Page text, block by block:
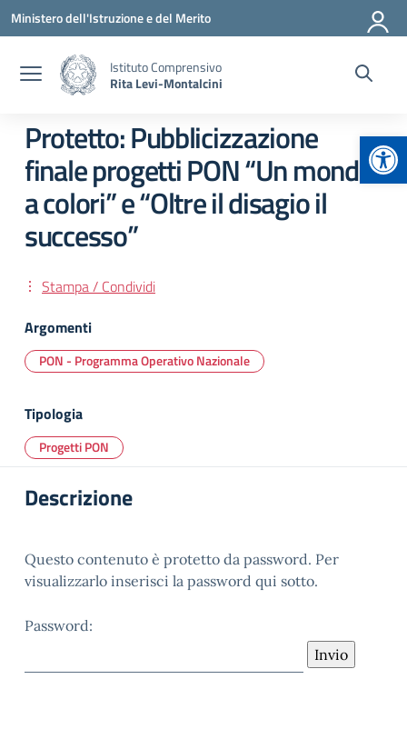
Vai ai contenuti
Vai al menu di navigazione
Vai al footer
Ministero dell'Istruzione e del Merito
Istituto Comprensivo
Rita Levi-Montalcini
Protetto: Pubblicizzazione
finale progetti PON “Un mondo
a colori” e “Oltre il disagio il
successo”
Stampa / Condividi
Argomenti
PON - Programma Operativo Nazionale
Tipologia
Progetti PON
Descrizione
Questo contenuto è protetto da password. Per
visualizzarlo inserisci la password qui sotto.
Password: